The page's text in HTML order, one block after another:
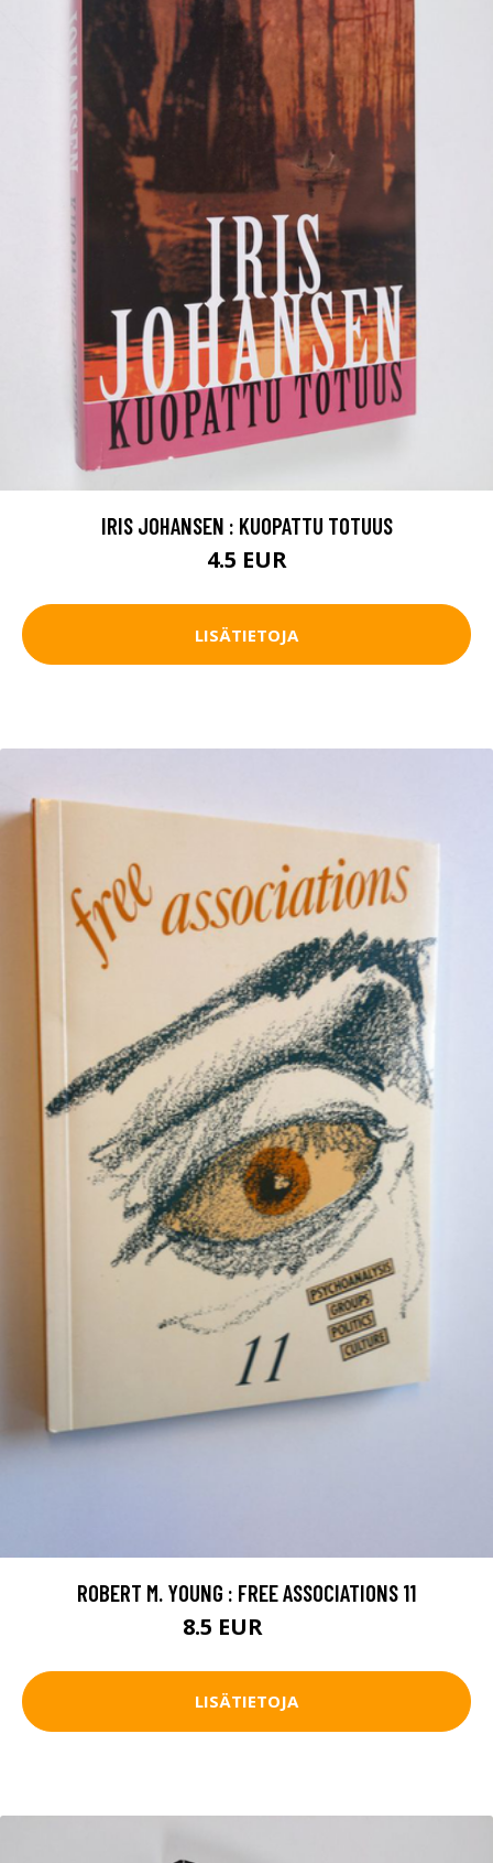
IRIS JOHANSEN : KUOPATTU TOTUUS
4.5 EUR
LISÄTIETOJA
ROBERT M. YOUNG : FREE ASSOCIATIONS 11
8.5 EUR
LISÄTIETOJA